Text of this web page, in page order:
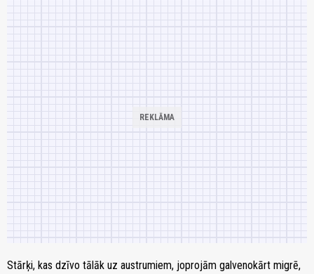
Stārķi, kas dzīvo tālāk uz austrumiem, joprojām galvenokārt migrē,